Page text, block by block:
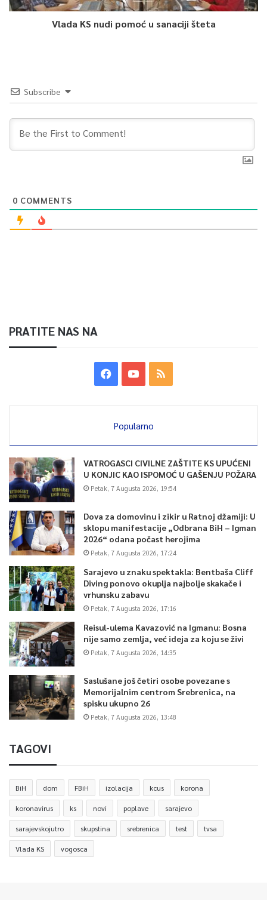
Vlada KS nudi pomoć u sanaciji šteta
Subscribe
0 COMMENTS
PRATITE NAS NA
Popularno
VATROGASCI CIVILNE ZAŠTITE KS UPUĆENI
U KONJIC KAO ISPOMOĆ U GAŠENJU POŽARA
Petak, 7 Augusta 2026, 19:54
Dova za domovinu i zikir u Ratnoj džamiji: U
sklopu manifestacije „Odbrana BiH – Igman
2026“ odana počast herojima
Petak, 7 Augusta 2026, 17:24
Sarajevo u znaku spektakla: Bentbaša Cliff
Diving ponovo okuplja najbolje skakače i
vrhunsku zabavu
Petak, 7 Augusta 2026, 17:16
Reisul-ulema Kavazović na Igmanu: Bosna
nije samo zemlja, već ideja za koju se živi
Petak, 7 Augusta 2026, 14:35
Saslušane još četiri osobe povezane s
Memorijalnim centrom Srebrenica, na
spisku ukupno 26
Petak, 7 Augusta 2026, 13:48
TAGOVI
BiH dom FBiH izolacija kcus korona
koronavirus ks novi poplave sarajevo
sarajevskojutro skupstina srebrenica test tvsa
Vlada KS vogosca